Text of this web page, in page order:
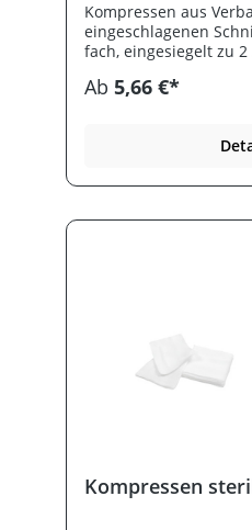
Kompressen aus
eingeschlagenen
fach, eingesiegelt zu 2
Ab 5,66 €*
Kompressen